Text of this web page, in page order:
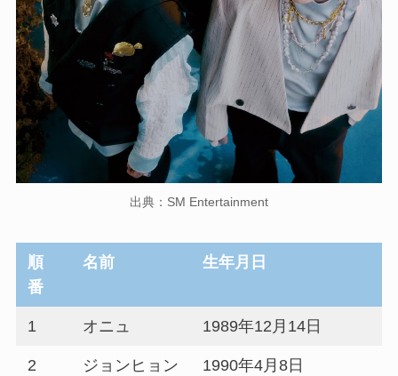
出典：SM Entertainment
順
番
名前 生年月日
1 オニュ 1989年12月14日
2 ジョンヒョン
1990年4月8日